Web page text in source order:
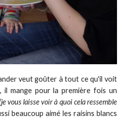
veut goûter à tout ce qu'il voit
mange pour la première fois un
(je vous laisse voir à quoi cela ressemble
beaucoup aimé les raisins blancs